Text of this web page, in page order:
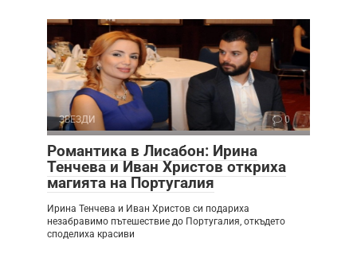
ЗВЕЗДИ 0
Романтика в Лисабон: Ирина
Тенчева и Иван Христов откриха
магията на Португалия
Ирина Тенчева и Иван Христов си подариха
незабравимо пътешествие до Португалия, откъдето
споделиха красиви